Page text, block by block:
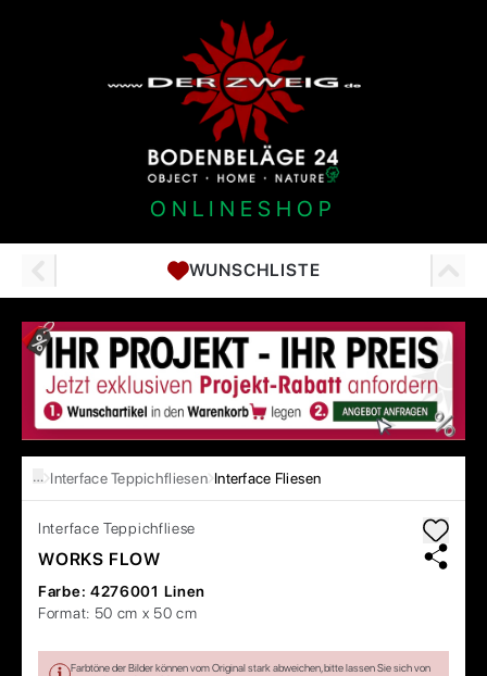
ONLINESHOP
WUNSCHLISTE
… Interface Teppichfliesen Interface Fliesen
Interface Teppichfliese
WORKS FLOW
Farbe: 4276001 Linen
Format: 50 cm x 50 cm
Farbtöne der Bilder können vom Original stark abweichen, bitte lassen Sie sich von